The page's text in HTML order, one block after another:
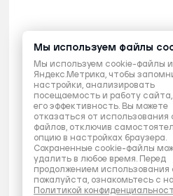
Мы используем файлы
Мы используем cookie-файлы и
Яндекс.Метрика, чтобы
настройки, анализировать
посещаемость и работу
его эффективность. Вы можете
отказаться от использования
файлов, отключив
опцию в настройках браузера.
Сохраненные cookie-файлы
удалить в любое время. Перед
продолжением использования
пожалуйста, ознакомьтесь с
Политикой